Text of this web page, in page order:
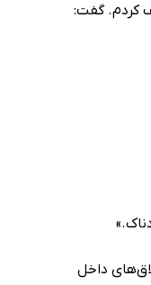
کردم. گفت:
داخل